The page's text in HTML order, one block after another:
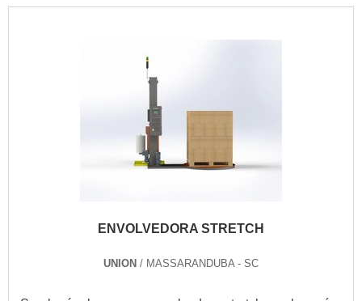
ENVOLVEDORA STRETCH
UNION / MASSARANDUBA - SC